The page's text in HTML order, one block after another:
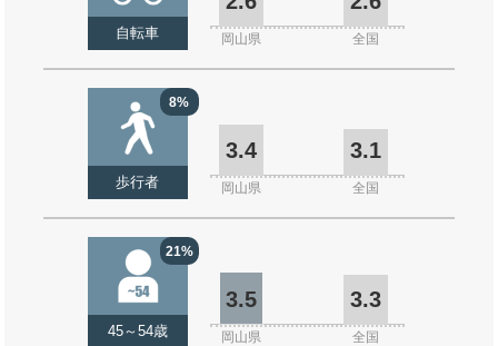
自転車 岡山県 全国
8%
歩行者
3.4 3.1
岡山県 全国
21%
45～54歳
3.5 3.3
岡山県 全国